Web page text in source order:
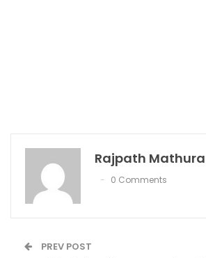
Rajpath Mathura
0 Comments
PREV POST